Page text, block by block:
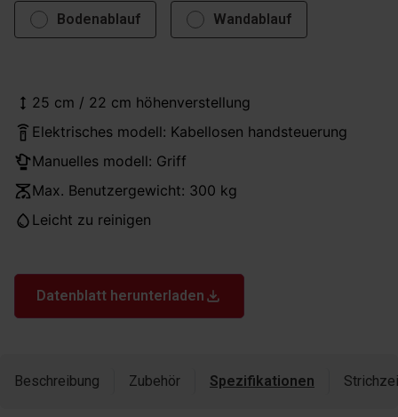
Bodenablauf Wandablauf
25 cm / 22 cm höhenverstellung
Elektrisches modell: Kabellosen handsteuerung
Manuelles modell: Griff
Max. Benutzergewicht: 300 kg
Leicht zu reinigen
Datenblatt herunterladen
Beschreibung Zubehör Spezifikationen